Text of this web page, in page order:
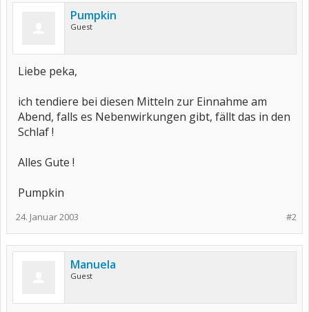
Pumpkin
Guest
Liebe peka,
ich tendiere bei diesen Mitteln zur Einnahme am
Abend, falls es Nebenwirkungen gibt, fällt das in den
Schlaf !
Alles Gute !
Pumpkin
#2
24. Januar 2003
Manuela
Guest